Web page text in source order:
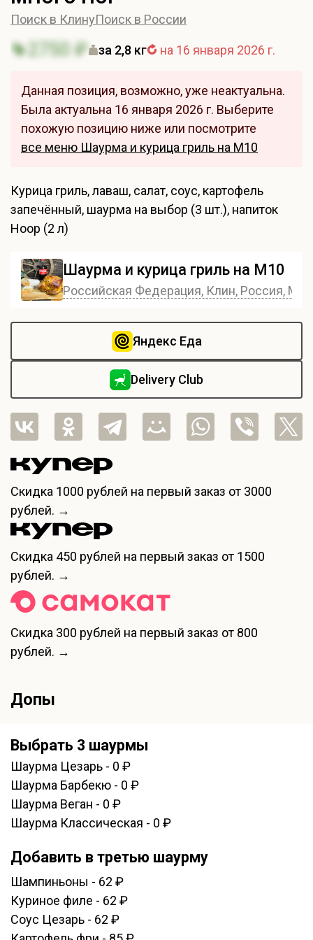
Поиск в КлинуПоиск в России
2750 ₽ за 2,8 кг на 16 января 2026 г.
Данная позиция, возможно, уже неактуальна.
Была актуальна 16 января 2026 г. Выберите
похожую позицию ниже или посмотрите
все меню Шаурма и курица гриль на М10
Курица гриль, лаваш, салат, соус, картофель
запечённый, шаурма на выбор (3 шт.), напиток
Hoop (2 л)
Шаурма и курица гриль на М10
Российская Федерация, Клин, Россия,
Яндекс Еда
Delivery Club
Скидка 1000 рублей на первый заказ от 3000
рублей. →
Скидка 450 рублей на первый заказ от 1500
рублей. →
Скидка 300 рублей на первый заказ от 800
рублей. →
Допы
Выбрать 3 шаурмы
Шаурма Цезарь - 0 ₽
Шаурма Барбекю - 0 ₽
Шаурма Веган - 0 ₽
Шаурма Классическая - 0 ₽
Добавить в третью шаурму
Шампиньоны - 62 ₽
Куриное филе - 62 ₽
Соус Цезарь - 62 ₽